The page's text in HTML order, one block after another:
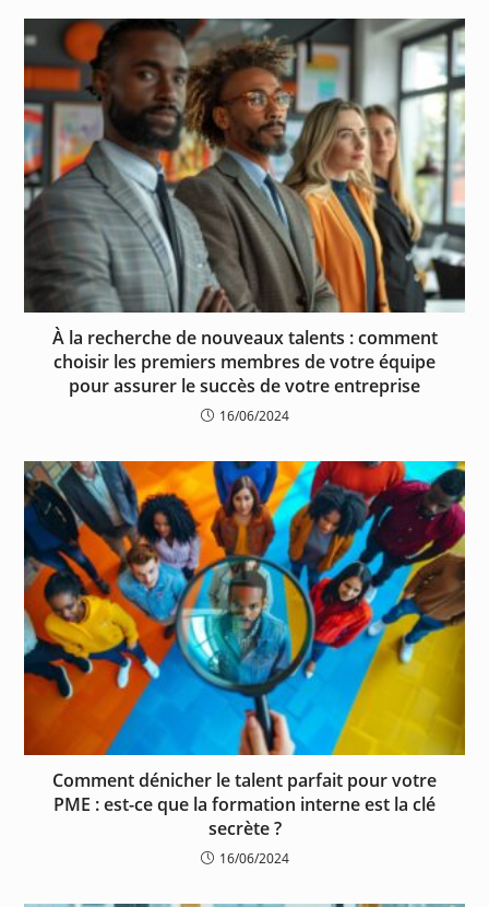
À la recherche de nouveaux talents : comment
choisir les premiers membres de votre équipe
pour assurer le succès de votre entreprise
16/06/2024
Comment dénicher le talent parfait pour votre
PME : est-ce que la formation interne est la clé
secrète ?
16/06/2024